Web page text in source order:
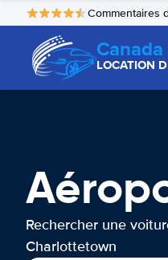
Commentaires
Canada
LOCATION
Rechercher une
Charlottetown